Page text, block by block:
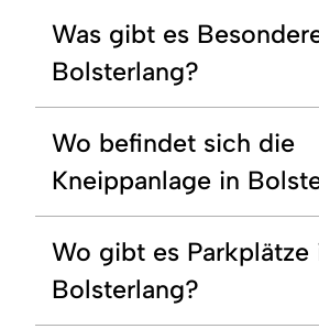
Was gibt es
Bolsterlang?
Wo befindet sich die
Kneippanlage in
Wo gibt es Parkplätze
Bolsterlang?